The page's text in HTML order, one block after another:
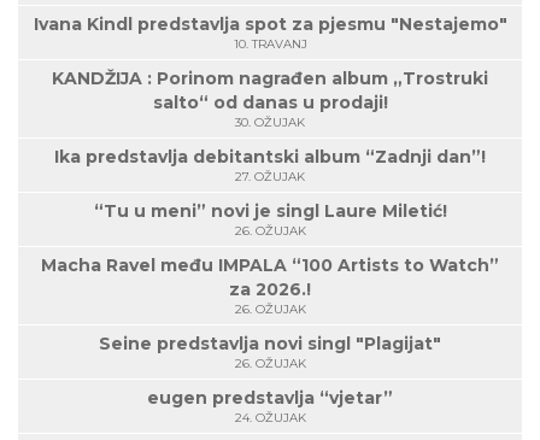
Ivana Kindl predstavlja spot za pjesmu "Nestajemo"
10. TRAVANJ
KANDŽIJA : Porinom nagrađen album „Trostruki
salto“ od danas u prodaji!
30. OŽUJAK
Ika predstavlja debitantski album “Zadnji dan”!
27. OŽUJAK
“Tu u meni” novi je singl Laure Miletić!
26. OŽUJAK
Macha Ravel među IMPALA “100 Artists to Watch”
za 2026.!
26. OŽUJAK
Seine predstavlja novi singl "Plagijat"
26. OŽUJAK
eugen predstavlja “vjetar”
24. OŽUJAK